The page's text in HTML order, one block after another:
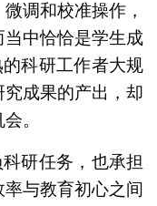
调和校准操作，
中恰恰是学生成
科研工作者大规
成果的产出，却
。
研任务，也承担
与教育初心之间